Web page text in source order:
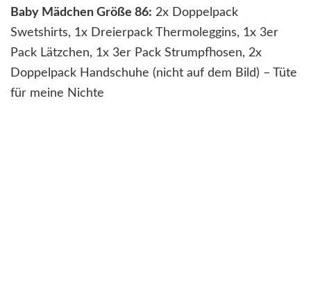
Baby Mädchen Größe 86: 2x Doppelpack
Swetshirts, 1x Dreierpack Thermoleggins, 1x 3er
Pack Lätzchen, 1x 3er Pack Strumpfhosen, 2x
Doppelpack Handschuhe (nicht auf dem Bild) – Tüte
für meine Nichte